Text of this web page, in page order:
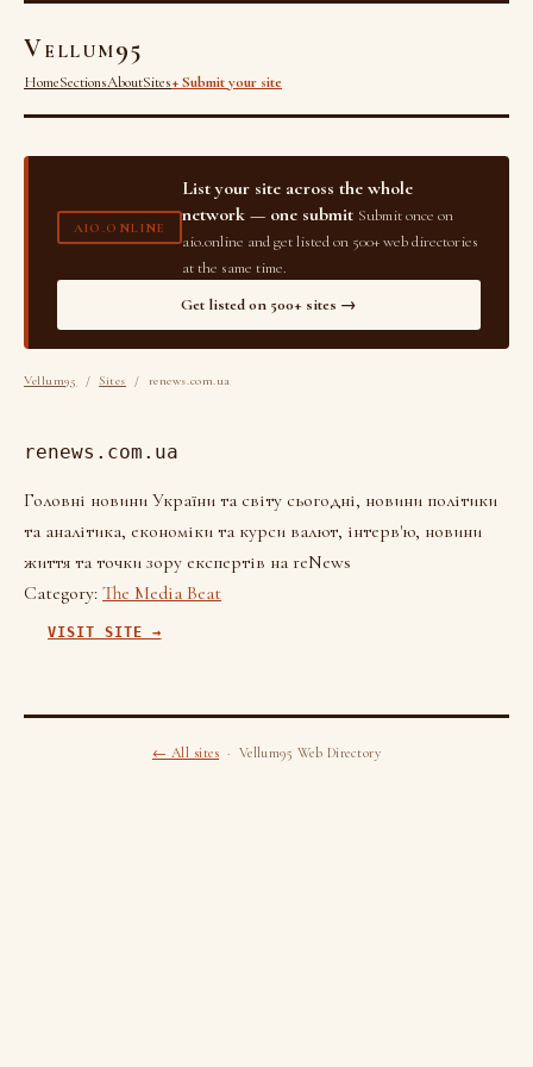
Vellum95
HomeSectionsAboutSites+ Submit your site
AIO.ONLINE
List your site across the whole
network — one submit Submit once on
aio.online and get listed on 500+ web directories
at the same time.
Get listed on 500+ sites →
Vellum95 /Sites / renews.com.ua
renews.com.ua
Головні новини України та світу сьогодні, новини політики
та аналітика, економіки та курси валют, інтерв'ю, новини
життя та точки зору експертів на reNews
Category: The Media Beat
VISIT SITE →
← All sites · Vellum95 Web Directory